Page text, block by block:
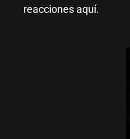
reacciones aquí.